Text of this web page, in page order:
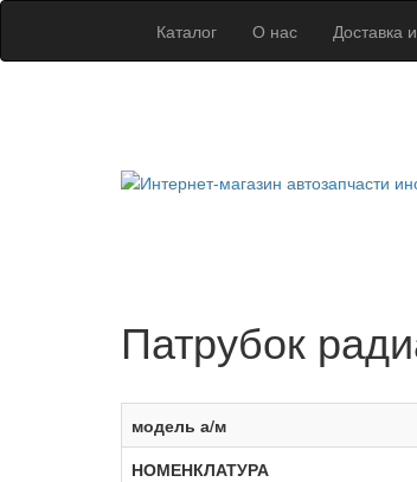
Каталог О нас Доставка
Патрубок
модель а/м
НОМЕНКЛАТУРА